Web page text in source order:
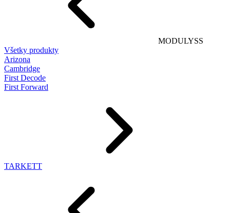
MODULYSS
Všetky produkty
Arizona
Cambridge
First Decode
First Forward
TARKETT